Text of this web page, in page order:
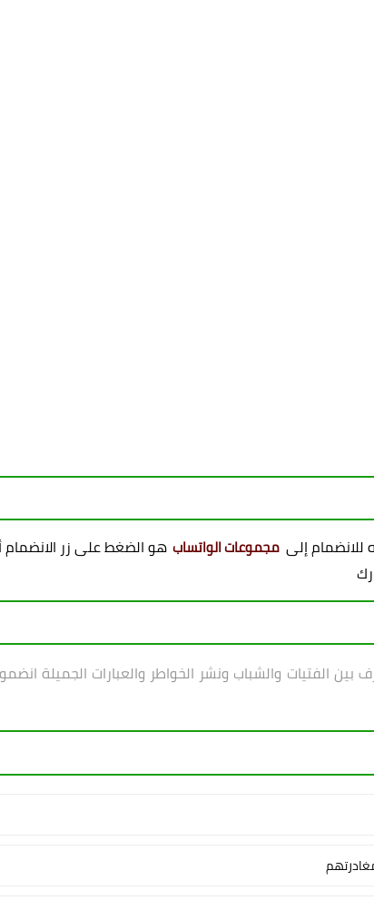
للانضمام إلى مجموعات الواتساب هو الضغط على زر
بين الفتيات والشباب ونشر الخواطر والعبارات الجميلة